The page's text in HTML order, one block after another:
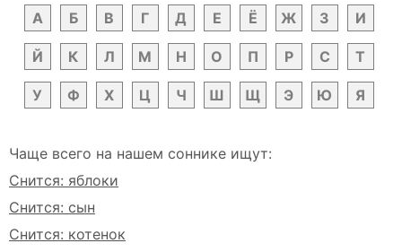
А
Б В Г Д Е Ё Ж З И
Й К Л М Н О П Р С Т
У Ф Х Ц Ч Ш Щ Э Ю Я
Чаще всего на нашем соннике ищут:
Снится: яблоки
Снится: сын
Снится: котенок